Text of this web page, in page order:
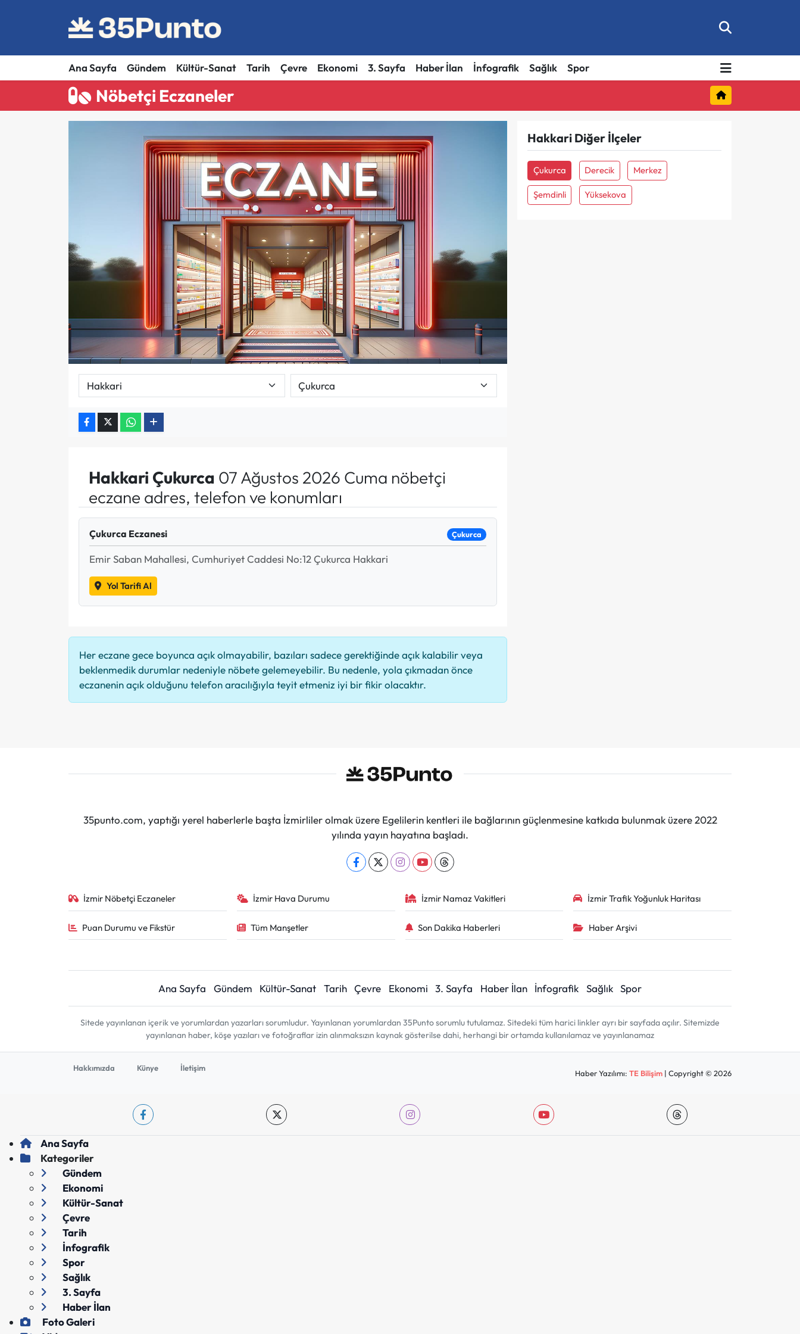
Ana Sayfa Gündem Kültür-Sanat Tarih Çevre Ekonomi 3. Sayfa Haber İlan İnfografik Sağlık Spor
Nöbetçi Eczaneler
Hakkari Çukurca 07 Ağustos 2026 Cuma nöbetçi
eczane adres, telefon ve konumları
Çukurca Eczanesi Çukurca
Emir Saban Mahallesi, Cumhuriyet Caddesi No:12 Çukurca Hakkari
Yol Tarifi Al
Her eczane gece boyunca açık olmayabilir, bazıları sadece gerektiğinde açık kalabilir veya
beklenmedik durumlar nedeniyle nöbete gelemeyebilir. Bu nedenle, yola çıkmadan önce
eczanenin açık olduğunu telefon aracılığıyla teyit etmeniz iyi bir fikir olacaktır.
Hakkari Diğer İlçeler
Çukurca Derecik Merkez
Şemdinli Yüksekova
35punto.com, yaptığı yerel haberlerle başta İzmirliler olmak üzere Egelilerin kentleri ile bağlarının güçlenmesine katkıda bulunmak üzere 2022
yılında yayın hayatına başladı.
İzmir Nöbetçi Eczaneler İzmir Hava Durumu İzmir Namaz Vakitleri İzmir Trafik Yoğunluk Haritası
Puan Durumu ve Fikstür Tüm Manşetler Son Dakika Haberleri Haber Arşivi
Ana Sayfa Gündem Kültür-Sanat Tarih Çevre Ekonomi 3. Sayfa Haber İlan İnfografik Sağlık Spor
Sitede yayınlanan içerik ve yorumlardan yazarları sorumludur. Yayınlanan yorumlardan 35Punto sorumlu tutulamaz. Sitedeki tüm harici linkler ayrı bir sayfada açılır. Sitemizde
yayınlanan haber, köşe yazıları ve fotoğraflar izin alınmaksızın kaynak gösterilse dahi, herhangi bir ortamda kullanılamaz ve yayınlanamaz
Hakkımızda Künye İletişim
Haber Yazılımı:TE Bilişim | Copyright © 2026
Ana Sayfa
Kategoriler
Gündem
Ekonomi
Kültür-Sanat
Çevre
Tarih
İnfografik
Spor
Sağlık
3. Sayfa
Haber İlan
Foto Galeri